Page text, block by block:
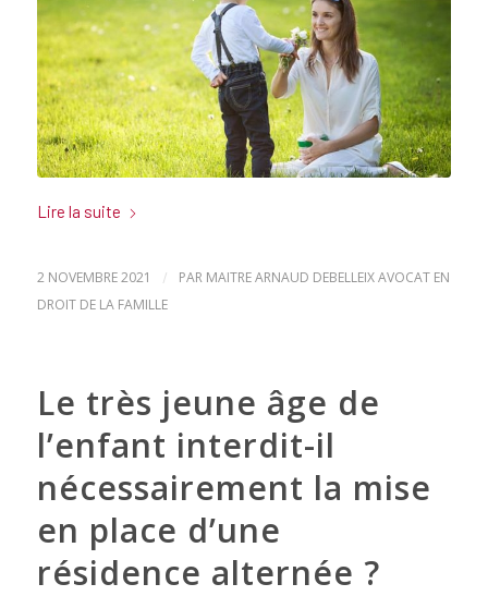
Lire la suite
2 NOVEMBRE 2021 / PAR MAITRE ARNAUD DEBELLEIX AVOCAT EN
DROIT DE LA FAMILLE
Le très jeune âge de
l’enfant interdit-il
nécessairement la mise
en place d’une
résidence alternée ?